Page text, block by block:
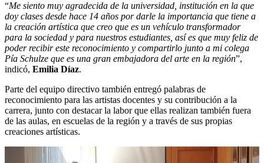
“Me siento muy agradecida de la universidad, institución en la que
doy clases desde hace 14 años por darle la importancia que tiene a
la creación artística que creo que es un vehículo transformador
para la sociedad y para nuestros estudiantes, así es que muy feliz de
poder recibir este reconocimiento y compartirlo junto a mi colega
Pía Schulze que es una gran embajadora del arte en la región”,
indicó, Emilia Díaz.
Parte del equipo directivo también entregó palabras de
reconocimiento para las artistas docentes y su contribución a la
carrera, junto con destacar la labor que ellas realizan también fuera
de las aulas, en escuelas de la región y a través de sus propias
creaciones artísticas.